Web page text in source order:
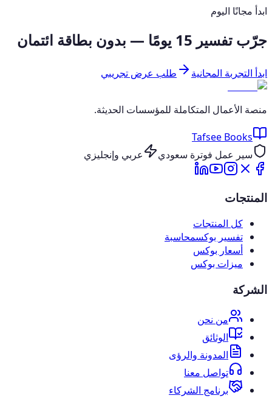
ابدأ مجانًا اليوم
جرّب تفسير 15 يومًا — بدون بطاقة ائتمان
ابدأ التجربة المجانية طلب عرض تجريبي
منصة الأعمال المتكاملة للمؤسسات الحديثة.
Tafsee Books
سير عمل فوترة سعودي
عربي وإنجليزي
المنتجات
كل المنتجات
تفسير بوكسمحاسبة
أسعار بوكس
ميزات بوكس
الشركة
من نحن
الوثائق
المدونة والرؤى
تواصل معنا
برنامج الشركاء